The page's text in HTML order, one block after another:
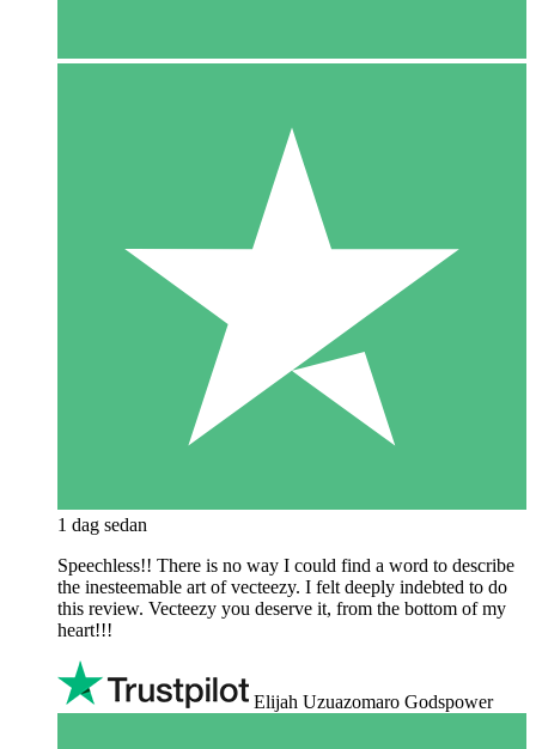
1 dag sedan
Speechless!! There is no way I could find a word to describe
the inesteemable art of vecteezy. I felt deeply indebted to do
this review. Vecteezy you deserve it, from the bottom of my
heart!!!
Elijah Uzuazomaro Godspower